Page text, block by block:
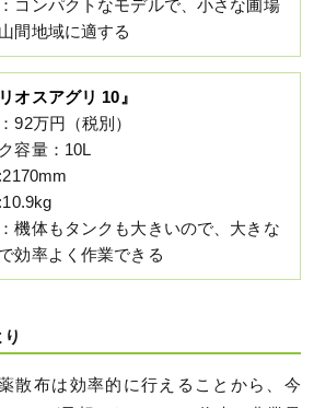
コンパクトなモデルで、小さな圃場
間地域に適する
リオスアグリ 10』
92万円（税別）
容量：10L
機体もタンクも大きいので、大きな
効率よく作業できる
散布は効率的に行えることから、今